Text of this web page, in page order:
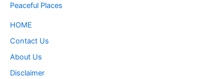
Peaceful Places
HOME
Contact Us
About Us
Disclaimer